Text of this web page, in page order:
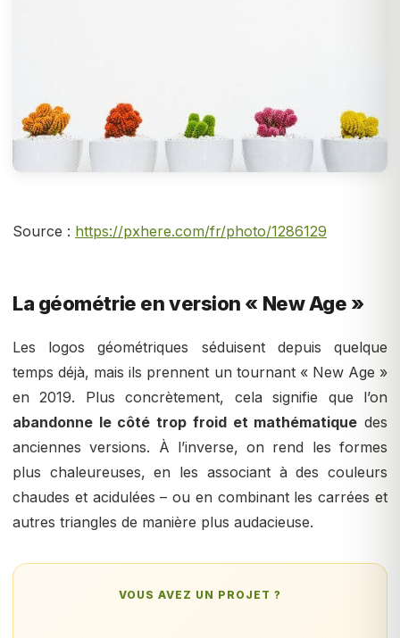
Source : https://pxhere.com/fr/photo/1286129
La géométrie en version « New Age »
Les logos géométriques séduisent depuis quelque
temps déjà, mais ils prennent un tournant « New Age »
en 2019. Plus concrètement, cela signifie que l’on
abandonne le côté trop froid et mathématique des
anciennes versions. À l’inverse, on rend les formes
plus chaleureuses, en les associant à des couleurs
chaudes et acidulées – ou en combinant les carrées et
autres triangles de manière plus audacieuse.
VOUS AVEZ UN PROJET ?